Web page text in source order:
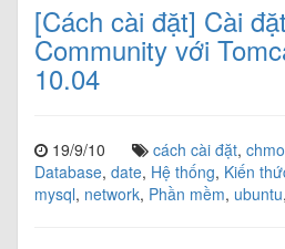
[Cách cài đặt] Cài
Community với
10.04
19/9/10 cách cài đặt,
Database, date, Hệ thống, Kiến
mysql, network, Phần mềm, ubuntu,